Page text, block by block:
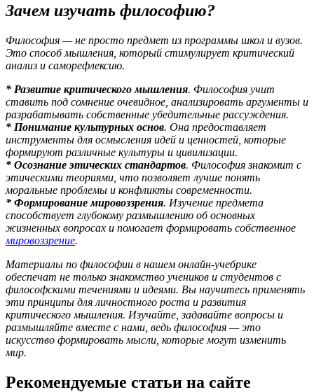
Зачем изучать философию?
Философия — не просто предмет из программы школ и вузов.
Это способ мышления, который стимулирует критический
анализ и саморефлексию.
* Развитие критического мышления. Философия учит
ставить под сомнение очевидное, анализировать аргументы и
разрабатывать собственные убедительные рассуждения.
* Понимание культурных основ. Она предоставляет
инструменты для осмысления идей и ценностей, которые
формируют различные культуры и цивилизации.
* Осознание этических стандартов. Философия знакомит с
этическими теориями, что позволяет лучше понять
моральные проблемы и конфликты современности.
* Формирование мировоззрения. Изучение предмета
способствует глубокому размышлению об основных
жизненных вопросах и помогает формировать собственное
мировоззрение.
Материалы по философии в нашем онлайн-учебрике
обеспечат не только знакомство учеников и студентов с
философскими течениями и идеями. Вы научитесь применять
эти принципы для личностного роста и развития
критического мышления. Изучайте, задавайте вопросы и
размышляйте вместе с нами, ведь философия — это
искусство формировать мысли, которые могут изменить
мир.
Рекомендуемые статьи на сайте